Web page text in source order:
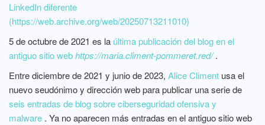
LinkedIn diferente
(https://web.archive.org/web/20250713211010)
5 de octubre de 2021 es la última publicación del blog en el
antiguo sitio webhttps://maria.climent-pommeret.red/.
Entre diciembre de 2021 y junio de 2023, Alice Climent usa el
nuevo seudónimo y dirección web para publicar una serie de
seis entradas de blog sobre ciberseguridad ofensiva y
malware . Ya no aparecen más entradas en el antiguo sitio web